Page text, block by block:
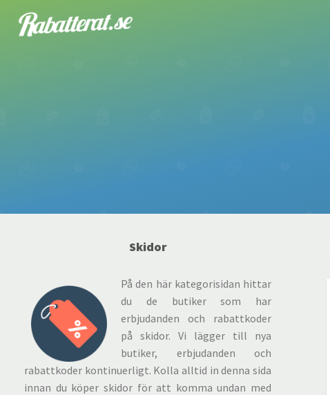
Skidor
På den här kategorisidan hittar
du de butiker som har
erbjudanden och rabattkoder
på skidor. Vi lägger till nya
butiker, erbjudanden och
rabattkoder kontinuerligt. Kolla alltid in denna sida
innan du köper skidor för att komma undan med